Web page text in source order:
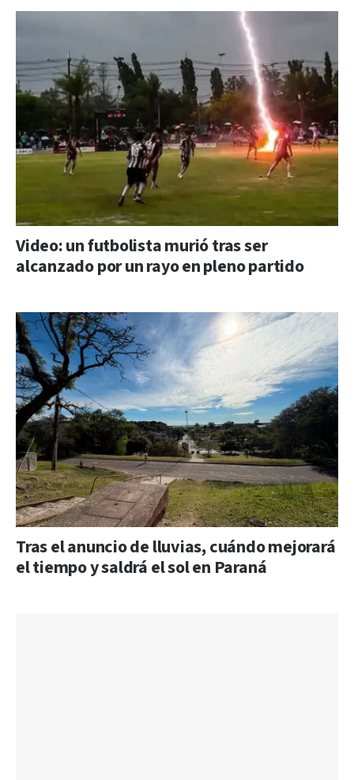
Video: un futbolista murió tras ser
alcanzado por un rayo en pleno partido
Tras el anuncio de lluvias, cuándo mejorará
el tiempo y saldrá el sol en Paraná